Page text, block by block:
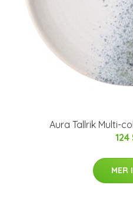
Aura Tallrik Multi-
124
MER